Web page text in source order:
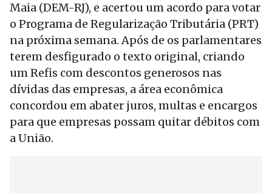
Maia (DEM-RJ), e acertou um acordo para votar
o Programa de Regularização Tributária (PRT)
na próxima semana. Após de os parlamentares
terem desfigurado o texto original, criando
um Refis com descontos generosos nas
dívidas das empresas, a área econômica
concordou em abater juros, multas e encargos
para que empresas possam quitar débitos com
a União.